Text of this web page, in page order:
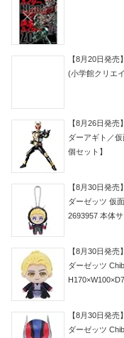
【8月20日発
(小学館クリエ
【8月26日発
ダーアギト／
個セット】
【8月30日発
ダーゼッツ 仮
2693957 本体
【8月30日発
ダーゼッツ
【8月30日発
ダーゼッツ